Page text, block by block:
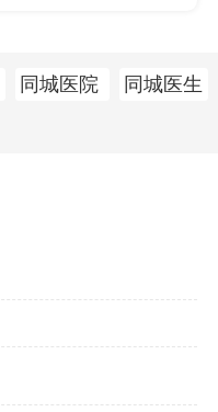
同城医院
同城医生